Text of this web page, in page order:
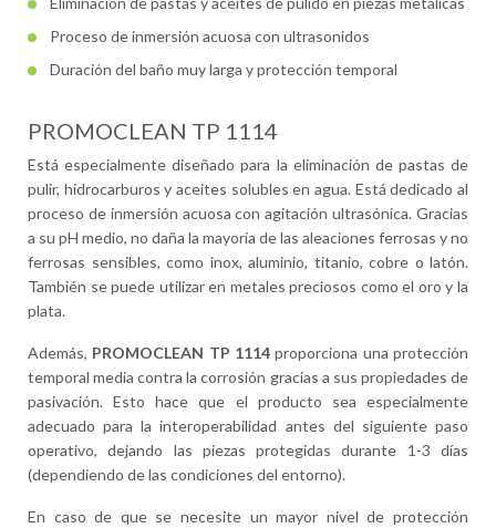
Proceso de inmersión acuosa con ultrasonidos
Duración del baño muy larga y protección temporal
PROMOCLEAN TP 1114
Está especialmente diseñado para la eliminación de pastas de
pulir, hidrocarburos y aceites solubles en agua. Está dedicado al
proceso de inmersión acuosa con agitación ultrasónica. Gracias
a su pH medio, no daña la mayoría de las aleaciones ferrosas y no
ferrosas sensibles, como inox, aluminio, titanio, cobre o latón.
También se puede utilizar en metales preciosos como el oro y la
plata.
Además, PROMOCLEAN TP 1114 proporciona una protección
temporal media contra la corrosión gracias a sus propiedades de
pasivación. Esto hace que el producto sea especialmente
adecuado para la interoperabilidad antes del siguiente paso
operativo, dejando las piezas protegidas durante 1-3 días
(dependiendo de las condiciones del entorno).
En caso de que se necesite un mayor nivel de protección